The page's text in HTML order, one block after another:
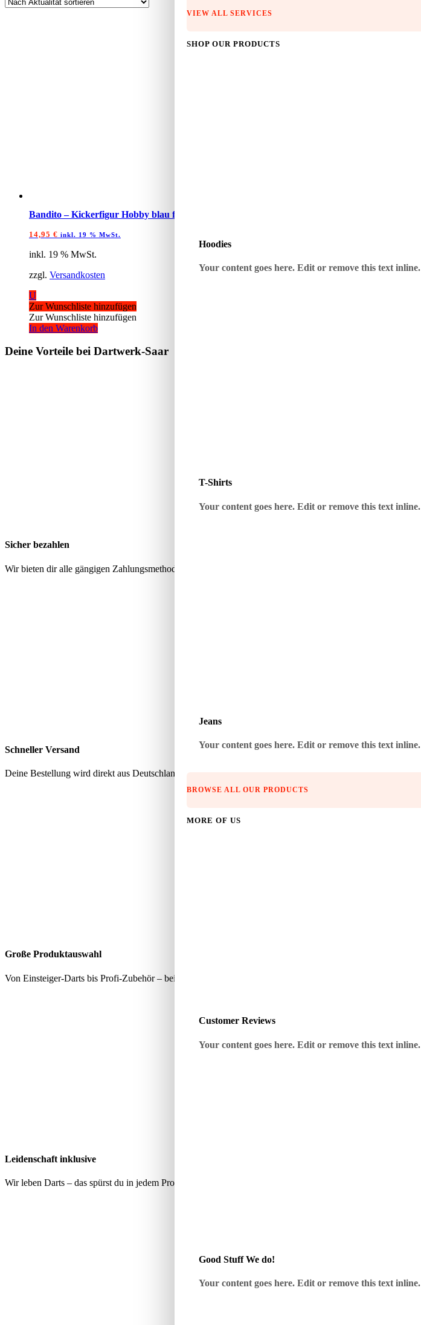
VIEW ALL SERVICES
SHOP OUR PRODUCTS
Hoodies
Your content goes here. Edit or remove this text inline.
T-Shirts
Your content goes here. Edit or remove this text inline.
Jeans
Your content goes here. Edit or remove this text inline.
BROWSE ALL OUR PRODUCTS
MORE OF US
Customer Reviews
Your content goes here. Edit or remove this text inline.
Good Stuff We do!
Your content goes here. Edit or remove this text inline.
Bandito – Kickerfigur Hobby blau für 13 mm Kickerstangen (11 St.)
14,95 € inkl. 19 % MwSt.
inkl. 19 % MwSt.
zzgl. Versandkosten
U
Zur Wunschliste hinzufügen
Zur Wunschliste hinzufügen
In den Warenkorb
Deine Vorteile bei Dartwerk-Saar
Sicher bezahlen
Wir bieten dir alle gängigen Zahlungsmethoden über geprüfte, sichere Anbieter – ohne Risiko.
Schneller Versand
Deine Bestellung wird direkt aus Deutschland verschickt – schnell, zuverlässig und gut verpackt.
Große Produktauswahl
Von Einsteiger-Darts bis Profi-Zubehör – bei uns findest du alles, was das Dart-Herz begehrt.
Leidenschaft inklusive
Wir leben Darts – das spürst du in jedem Produkt, jeder Empfehlung und unserem Service.